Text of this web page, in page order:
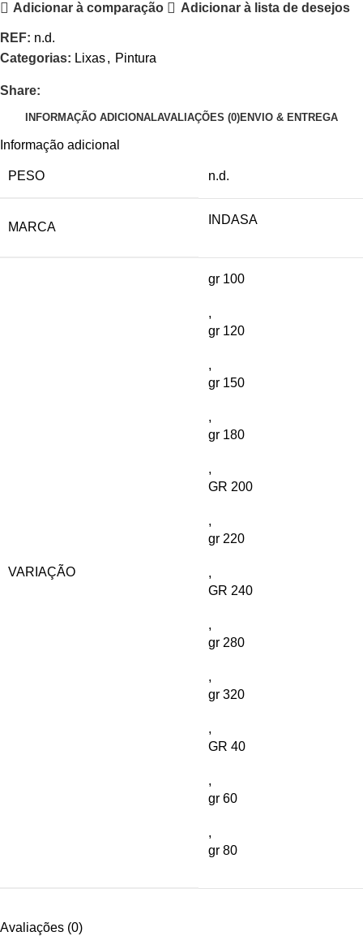
Adicionar à comparação Adicionar à lista de desejos
REF: n.d.
Categorias: Lixas, Pintura
Share:
INFORMAÇÃO ADICIONALAVALIAÇÕES (0)ENVIO & ENTREGA
Informação adicional
PESO n.d.
MARCA
INDASA
VARIAÇÃO
gr 100
,
gr 120
,
gr 150
,
gr 180
,
GR 200
,
gr 220
,
GR 240
,
gr 280
,
gr 320
,
GR 40
,
gr 60
,
gr 80
Avaliações (0)